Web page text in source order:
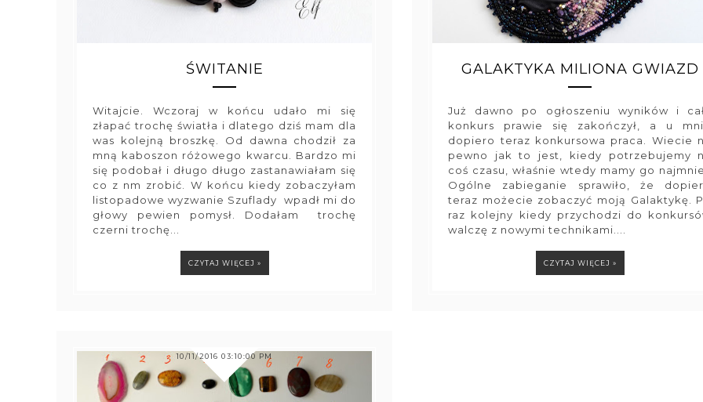
ŚWITANIE
Witajcie. Wczoraj w końcu udało mi się
złapać trochę światła i dlatego dziś mam dla
was kolejną broszkę. Od dawna chodził za
mną kaboszon różowego kwarcu. Bardzo mi
się podobał i długo długo zastanawiałam się
co z nm zrobić. W końcu kiedy zobaczyłam
listopadowe wyzwanie Szuflady wpadł mi do
głowy pewien pomysł. Dodałam trochę
czerni trochę...
CZYTAJ WIĘCEJ »
GALAKTYKA MILIONA GWIAZD
Już dawno po ogłoszeniu wyników i
konkurs prawie się zakończył, a u
dopiero teraz konkursowa praca. Wiecie
pewno jak to jest, kiedy potrzebujemy
coś czasu, właśnie wtedy mamy go
Ogólne zabieganie sprawiło, że
teraz możecie zobaczyć moją Galaktykę.
raz kolejny kiedy przychodzi do
walczę z nowymi technikami....
CZYTAJ WIĘCEJ »
10/11/2016 03:10:00 PM